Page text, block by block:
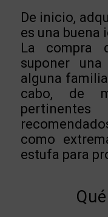
De inicio,
es una buena
La compra
suponer
alguna
cabo, de
como
estufa para